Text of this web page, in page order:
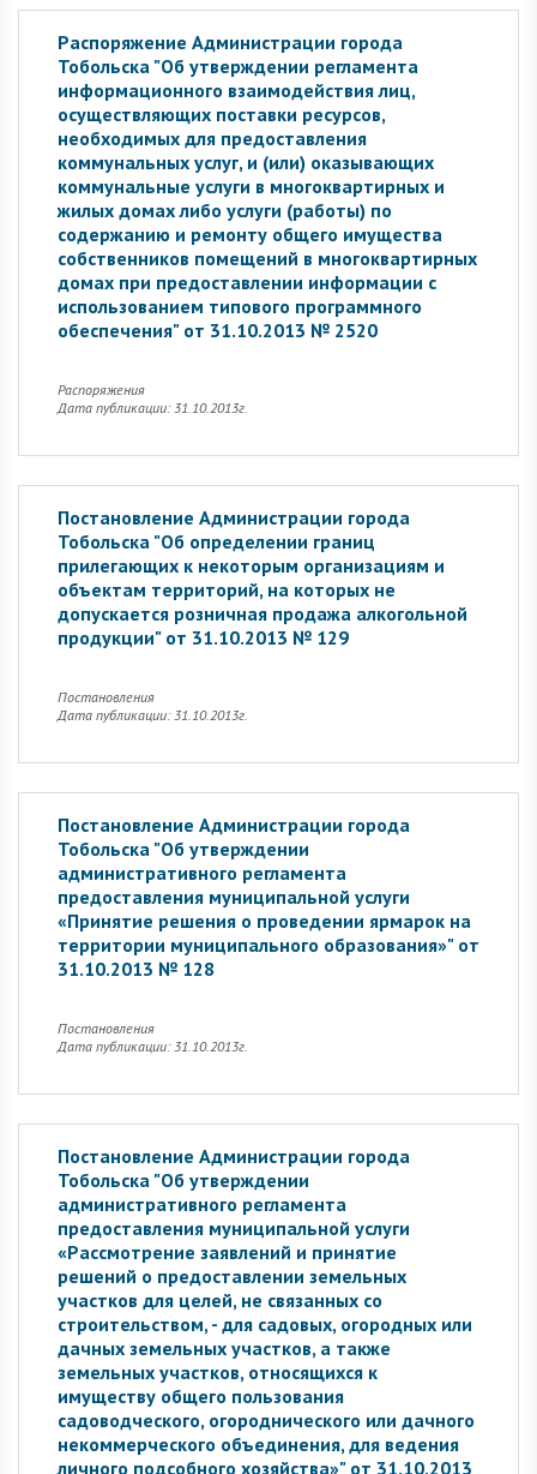
Распоряжение Администрации города
Тобольска "Об утверждении регламента
информационного взаимодействия лиц,
осуществляющих поставки ресурсов,
необходимых для предоставления
коммунальных услуг, и (или) оказывающих
коммунальные услуги в многоквартирных и
жилых домах либо услуги (работы) по
содержанию и ремонту общего имущества
собственников помещений в многоквартирных
домах при предоставлении информации с
использованием типового программного
обеспечения" от 31.10.2013 № 2520
Распоряжения
Дата публикации: 31.10.2013г.
Постановление Администрации города
Тобольска "Об определении границ
прилегающих к некоторым организациям и
объектам территорий, на которых не
допускается розничная продажа алкогольной
продукции" от 31.10.2013 № 129
Постановления
Дата публикации: 31.10.2013г.
Постановление Администрации города
Тобольска "Об утверждении
административного регламента
предоставления муниципальной услуги
«Принятие решения о проведении ярмарок на
территории муниципального образования»" от
31.10.2013 № 128
Постановления
Дата публикации: 31.10.2013г.
Постановление Администрации города
Тобольска "Об утверждении
административного регламента
предоставления муниципальной услуги
«Рассмотрение заявлений и принятие
решений о предоставлении земельных
участков для целей, не связанных со
строительством, - для садовых, огородных или
дачных земельных участков, а также
земельных участков, относящихся к
имуществу общего пользования
садоводческого, огороднического или дачного
некоммерческого объединения, для ведения
личного подсобного хозяйства»" от 31.10.2013